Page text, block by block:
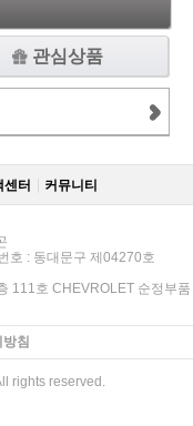
관심상품
센터 커뮤니티
호 : 동대문구 제04270호
111호 CHEVROLET 순정부품
방침
rights reserved.